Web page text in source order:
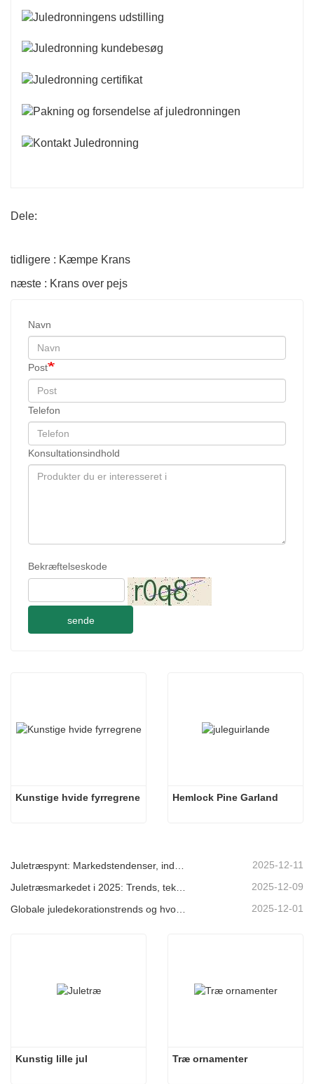
Dele:
tidligere : Kæmpe Krans
næste : Krans over pejs
Navn
Post
Telefon
Konsultationsindhold
Bekræftelseskode
sende
Kunstige hvide fyrregrene Hemlock Pine Garland
2025-12-11
2025-12-09
Globale juledekorationstrends og hvorfor Christmas Queen fortsat fører an på markedet 2025-12-01
Kunstig lille jul Træ ornamenter